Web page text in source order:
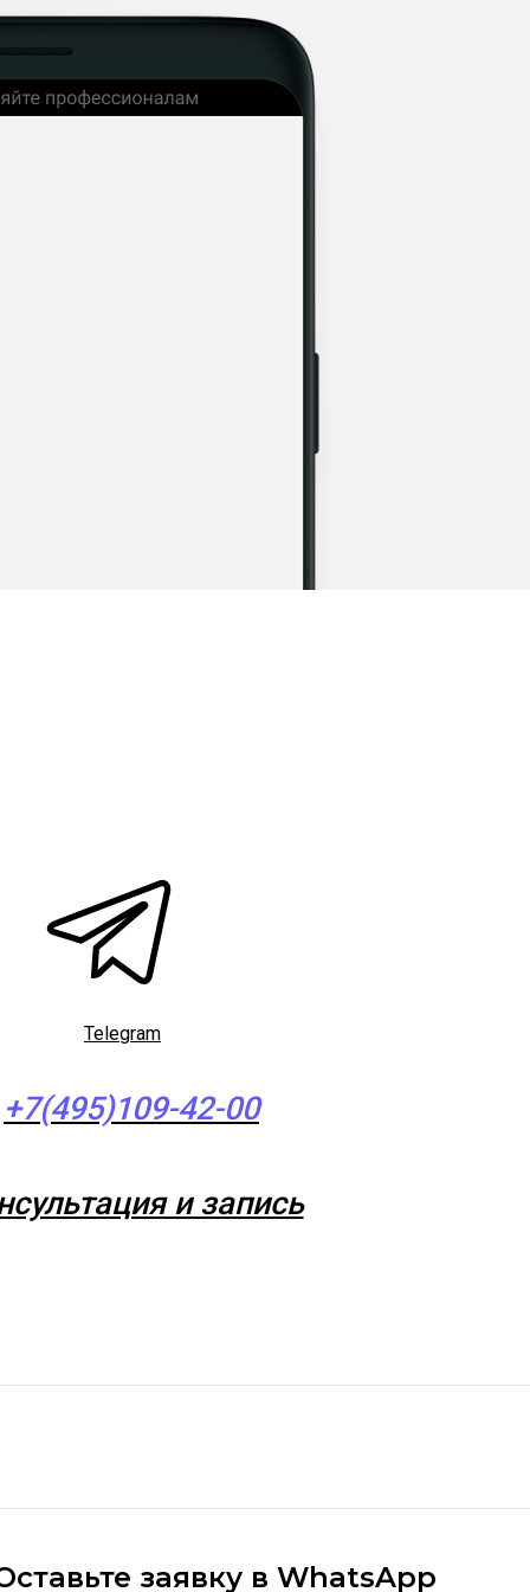
Telegram
+7(495)109-42-00
и запись
заявку в WhatsApp